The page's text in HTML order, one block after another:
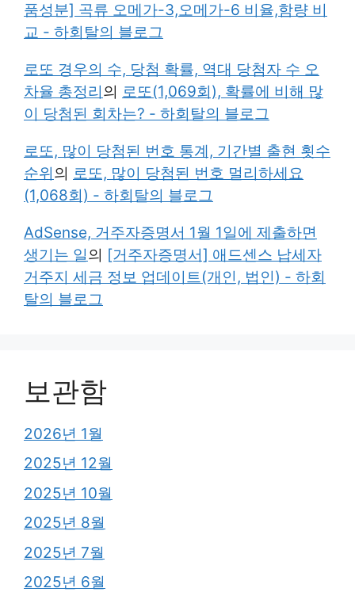
품성분] 곡류 오메가-3,오메가-6 비율,함량 비
교 - 하회탈의 블로그
로또 경우의 수, 당첨 확률, 역대 당첨자 수 오
차율 총정리의 로또(1,069회), 확률에 비해 많
이 당첨된 회차는? - 하회탈의 블로그
로또, 많이 당첨된 번호 통계, 기간별 출현 횟수
순위의 로또, 많이 당첨된 번호 멀리하세요
(1,068회) - 하회탈의 블로그
AdSense, 거주자증명서 1월 1일에 제출하면
생기는 일의 [거주자증명서] 애드센스 납세자
거주지 세금 정보 업데이트(개인, 법인) - 하회
탈의 블로그
보관함
2026년 1월
2025년 12월
2025년 10월
2025년 8월
2025년 7월
2025년 6월